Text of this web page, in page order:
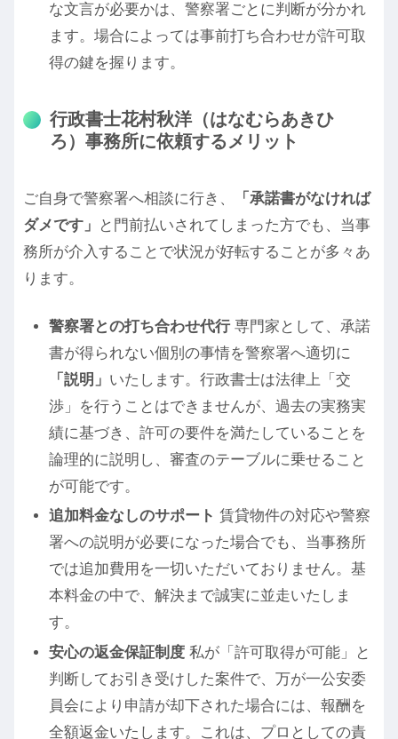
な文言が必要かは、警察署ごとに判断が分かれ
ます。場合によっては事前打ち合わせが許可取
得の鍵を握ります。
行政書士花村秋洋（はなむらあきひ
ろ）事務所に依頼するメリット
ご自身で警察署へ相談に行き、
「承諾書がなければ
ダメです」
と門前払いされてしまった方でも、当事
務所が介入することで状況が好転することが多々あ
ります。
警察署との打ち合わせ代行専門家として、承諾
書が得られない個別の事情を警察署へ適切に
「説明」 いたします。行政書士は法律上「交
渉」を行うことはできませんが、過去の実務実
績に基づき、許可の要件を満たしていることを
論理的に説明し、審査のテーブルに乗せること
が可能です。
追加料金なしのサポート 賃貸物件の対応や警察
署への説明が必要になった場合でも、当事務所
では追加費用を一切いただいておりません。基
本料金の中で、解決まで誠実に並走いたしま
す。
安心の返金保証制度 私が「許可取得が可能」と
判断してお引き受けした案件で、万が一公安委
員会により申請が却下された場合には、報酬を
全額返金いたします。これは、プロとしての責